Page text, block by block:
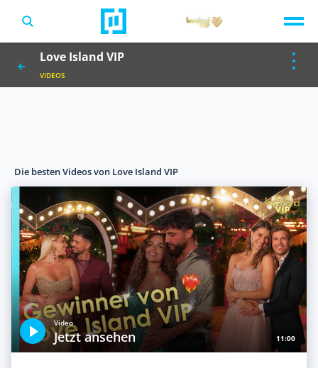
Love Island VIP
VIDEOS
Die besten Videos von Love Island VIP
Video
Jetzt ansehen 11:00